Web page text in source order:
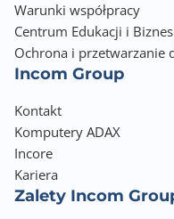
Warunki współpracy
Centrum Edukacji i
Ochrona i przetwarzanie
Incom Group
Kontakt
Komputery ADAX
Incore
Kariera
Zalety Incom